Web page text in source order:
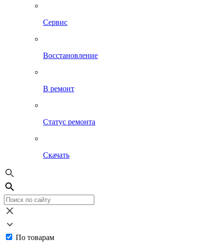
Сервис
Восстановление
В ремонт
Статус ремонта
Скачать
По товарам